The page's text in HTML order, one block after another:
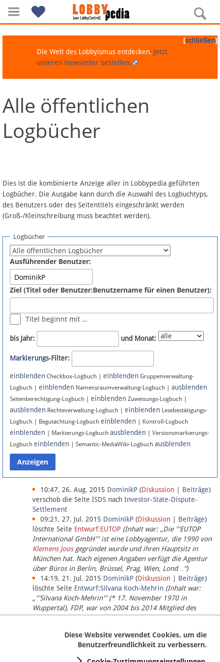
Navigation
Über Lobbypedia
Artikel nach Kategorien
FAQ
Fördermitglied werden
Fehler melden
Newsletter
Bluesky
Facebook
Instagram
Anmelden
Datenschutz
Über Lobbypedia
Impressum
[schließen]
Die Welt des Lobbyismus entdecken. Jetzt
unseren Newsletter bestellen.
Alle öffentlichen
Logbücher
Dies ist die kombinierte Anzeige aller in Lobbypedia geführten
Logbücher. Die Ausgabe kann durch die Auswahl des Logbuchtyps,
des Benutzers oder des Seitentitels eingeschränkt werden
(Groß-/Kleinschreibung muss beachtet werden).
Logbücher
Ausführender Benutzer:
Ziel (Titel oder Benutzer:Benutzername für einen Benutzer):
Titel beginnt mit …
bis Jahr: und Monat:
Markierungs-Filter:
einblenden Checkbox-Logbuch | einblenden Gruppenverwaltung-
Logbuch | einblenden Namensraumverwaltung-Logbuch | ausblenden
Seitenberechtigung-Logbuch | einblenden Zuweisungs-Logbuch |
ausblenden Rechteverwaltung-Logbuch | einblenden Lesebestätigungs-
Logbuch | Begutachtung-Logbuch einblenden | Kontroll-Logbuch
einblenden | Markierungs-Logbuch ausblenden | Versionsmarkierungs-
Logbuch einblenden | Semantic-MediaWiki-Logbuch ausblenden
10:47, 26. Aug. 2015 DominikP (Diskussion Beiträge)
verschob die Seite ISDS nach Investor-State-Dispute-
Settlement
09:21, 27. Jul. 2015 DominikP (Diskussion Beiträge)
löschte Seite Entwurf:EUTOP (Inhalt war: „Die '''EUTOP
International GmbH''' ist eine Lobbyagentur, die 1990 von
Klemens Joosgegründet wurde und ihren Hauptsitz in
München hat. Nach eigenen Angaben verfügt die Agentur
über Büros in Berlin, Brüssel, Prag, Wien, Lond…“)
14:19, 21. Jul. 2015 DominikP (Diskussion Beiträge)
löschte Seite Entwurf:Silvana Koch-Mehrin (Inhalt war:
„'''Silvana Koch-Mehrin''' (* 17. November 1970 in
Wuppertal), FDP, war von 2004 bis 2014 Mitglied des
Europäischen Parlaments, seit November 2014 ist sie für
Diese Website verwendet Cookies, um die
Benutzerfreundlichkeit zu verbessern.